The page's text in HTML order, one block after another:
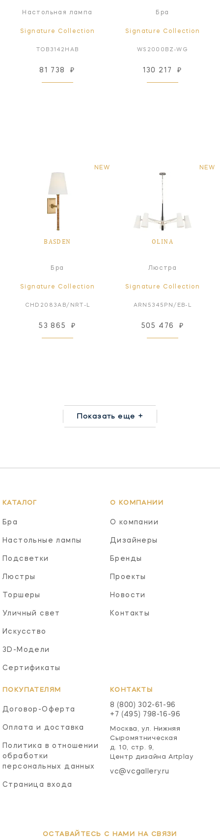
Настольная лампа
Signature Collection
TOB3142HAB
81 738 ₽
Бра
Signature Collection
WS2000BZ-WG
130 217 ₽
NEW
BASDEN
Бра
Signature Collection
CHD2083AB/NRT-L
53 865 ₽
NEW
OLINA
Люстра
Signature Collection
ARN5345PN/EB-L
505 476 ₽
Показать еще +
КАТАЛОГ
Бра
Настольные лампы
Подсветки
Люстры
Торшеры
Уличный свет
Искусство
3D-Модели
Сертификаты
О КОМПАНИИ
О компании
Дизайнеры
Бренды
Проекты
Новости
Контакты
ПОКУПАТЕЛЯМ
Договор-Оферта
Оплата и доставка
Политика в отношении
обработки
персональных данных
Страница входа
КОНТАКТЫ
8 (800) 302-61-96
+7 (495) 798-16-96
Москва, ул. Нижняя
Сыромятническая
д. 10, стр. 9,
Центр дизайна Artplay
vc@vcgallery.ru
ОСТАВАЙТЕСЬ С НАМИ НА СВЯЗИ